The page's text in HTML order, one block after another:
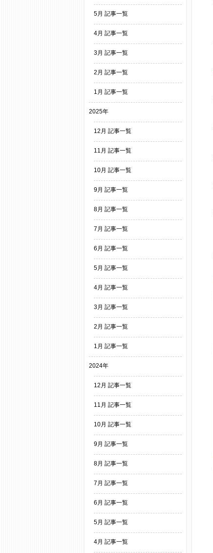
5月 記事一覧
4月 記事一覧
3月 記事一覧
2月 記事一覧
1月 記事一覧
2025年
12月 記事一覧
11月 記事一覧
10月 記事一覧
9月 記事一覧
8月 記事一覧
7月 記事一覧
6月 記事一覧
5月 記事一覧
4月 記事一覧
3月 記事一覧
2月 記事一覧
1月 記事一覧
2024年
12月 記事一覧
11月 記事一覧
10月 記事一覧
9月 記事一覧
8月 記事一覧
7月 記事一覧
6月 記事一覧
5月 記事一覧
4月 記事一覧